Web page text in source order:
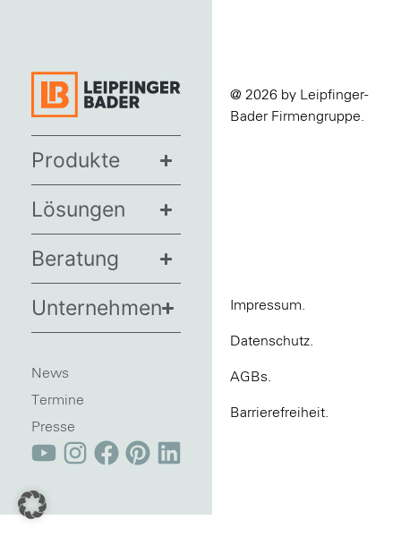
Produkte
Lösungen
Beratung
Unternehmen
News
Termine
Presse
@ 2026 by Leipfinger-
Bader Firmengruppe.
Impressum.
Datenschutz.
AGBs.
Barrierefreiheit.